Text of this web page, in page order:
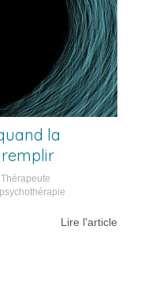
la
Lire l'article